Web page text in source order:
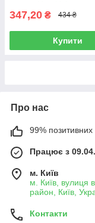
347,20 ₴ 434 ₴
Купити
Про нас
99% позитивних
Працює з
м. Київ
м. Київ, вулиця
район, Київ,
Контакти